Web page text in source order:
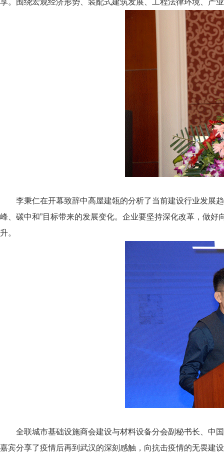
享。围绕宏观经济形势、装配式建筑发展、工程法律环境、产
李秉仁在开幕致辞中高屋建瓴的分析了当前建设行业发展
峰、碳中和”目标带来的发展变化。企业要坚持深化改革，做
升。
全联城市基础设施商会建设与材料设备分会副秘书长、中
嘉宾分享了疫情后再到武汉的深刻感触，向抗击疫情的无畏建